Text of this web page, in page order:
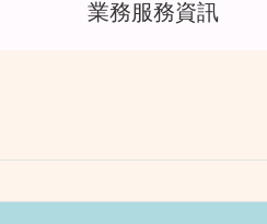
業務服務資訊